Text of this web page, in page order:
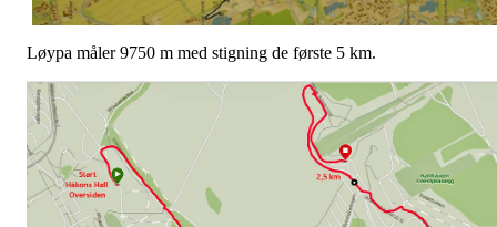
Løypa måler 9750 m med stigning de første 5 km.